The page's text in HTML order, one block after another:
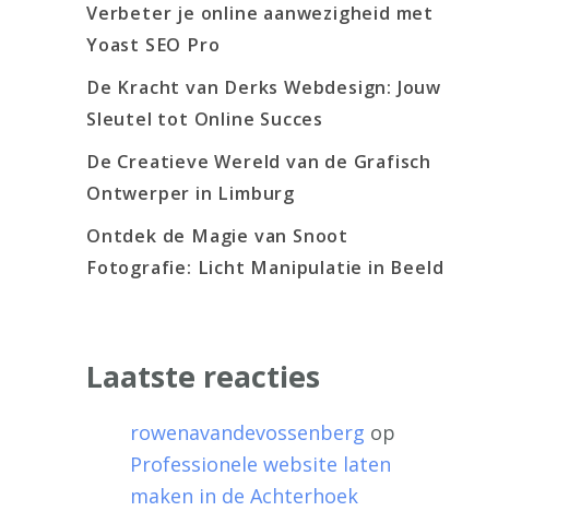
Verbeter je online aanwezigheid met
Yoast SEO Pro
De Kracht van Derks Webdesign: Jouw
Sleutel tot Online Succes
De Creatieve Wereld van de Grafisch
Ontwerper in Limburg
Ontdek de Magie van Snoot
Fotografie: Licht Manipulatie in Beeld
Laatste reacties
rowenavandevossenberg op
Professionele website laten
maken in de Achterhoek